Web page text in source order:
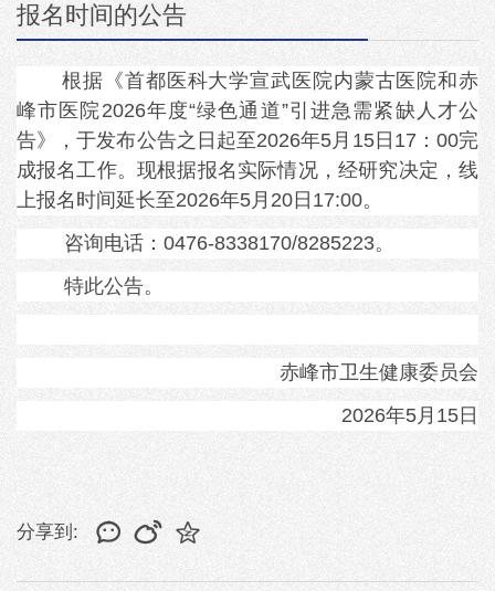
报名时间的公告
根据《首都医科大学宣武医院内蒙古医院和赤
峰市医院2026年度“绿色通道”引进急需紧缺人才公
告》，于发布公告之日起至2026年5月15日 17：00完
成报名工作。现根据报名实际情况，经研究决定，线
上报名时间延长至2026年5月20日 17:00。
咨询电话： 0476-8338170/8285223。
特此公告。
赤峰市卫生健康委员会
2026年5月15日
分享到: